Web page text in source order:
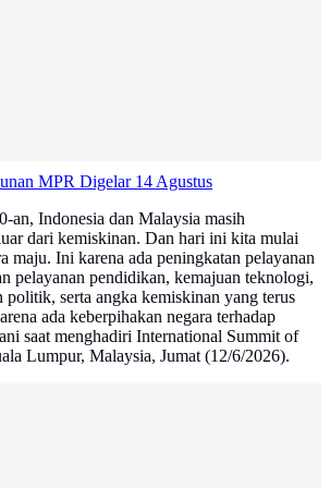
MPR Digelar 14 Agustus
an, Indonesia dan Malaysia masih
dari kemiskinan. Dan hari ini kita mulai
maju. Ini karena ada peningkatan pelayanan
pelayanan pendidikan, kemajuan teknologi,
politik, serta angka kemiskinan yang terus
ada keberpihakan negara terhadap
saat menghadiri International Summit of
Lumpur, Malaysia, Jumat (12/6/2026).